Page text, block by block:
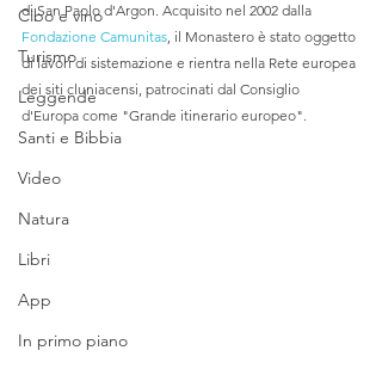
Cibo e vino
Turismo
Leggende
Santi e Bibbia
Video
Natura
Libri
App
In primo piano
di San Paolo d'Argon. Acquisito nel 2002 dalla
Fondazione Camunitas, il Monastero è stato oggetto
di lavori di sistemazione e rientra nella Rete europea
dei siti cluniacensi, patrocinati dal Consiglio
d'Europa come "Grande itinerario europeo".